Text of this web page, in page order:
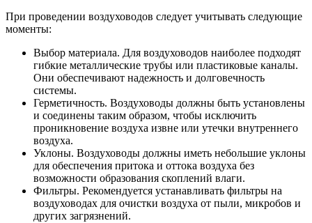
При проведении воздуховодов следует учитывать следующие
моменты:
Выбор материала. Для воздуховодов наиболее подходят
гибкие металлические трубы или пластиковые каналы.
Они обеспечивают надежность и долговечность
системы.
Герметичность. Воздуховоды должны быть установлены
и соединены таким образом, чтобы исключить
проникновение воздуха извне или утечки внутреннего
воздуха.
Уклоны. Воздуховоды должны иметь небольшие уклоны
для обеспечения притока и оттока воздуха без
возможности образования скоплений влаги.
Фильтры. Рекомендуется устанавливать фильтры на
воздуховодах для очистки воздуха от пыли, микробов и
других загрязнений.